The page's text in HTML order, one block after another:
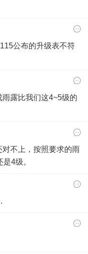
公布的升级表不符
露比我们这4~5级的
不上，按照要求的雨
4级。